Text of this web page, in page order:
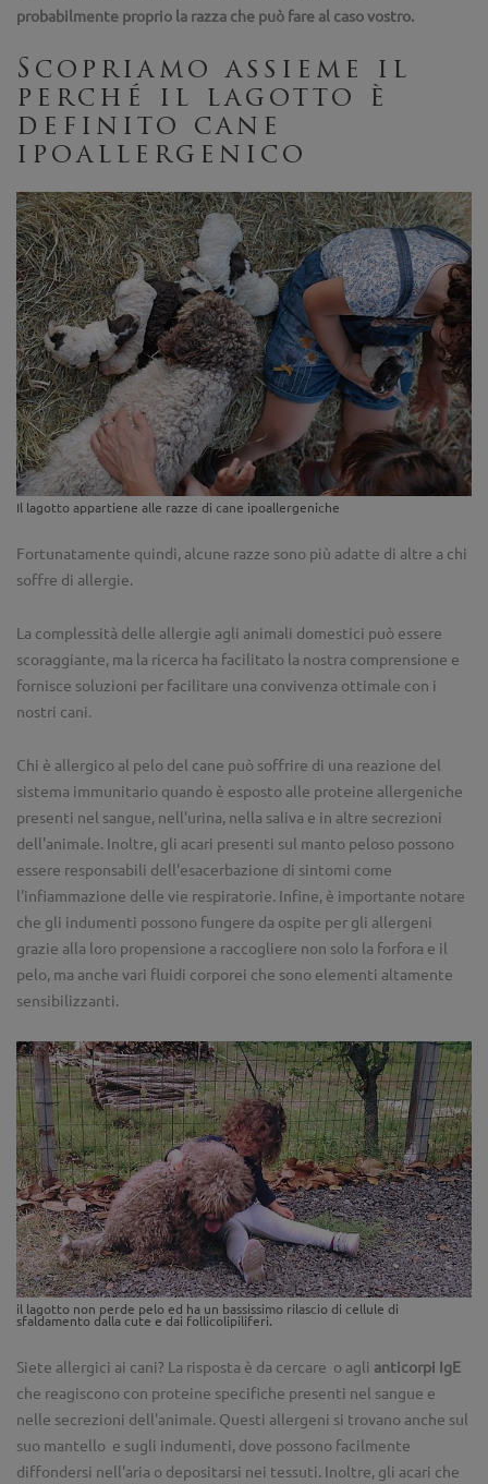
probabilmente proprio la razza che può fare al caso vostro.
Scopriamo assieme il
perché il lagotto è
definito cane
ipoallergenico
Il lagotto appartiene alle razze di cane ipoallergeniche
Fortunatamente quindi, alcune razze sono più adatte di altre a chi
soffre di allergie.
La complessità delle allergie agli animali domestici può essere
scoraggiante, ma la ricerca ha facilitato la nostra comprensione e
fornisce soluzioni per facilitare una convivenza ottimale con i
nostri cani.
Chi è allergico al pelo del cane può soffrire di una reazione del
sistema immunitario quando è esposto alle proteine allergeniche
presenti nel sangue, nell'urina, nella saliva e in altre secrezioni
dell'animale. Inoltre, gli acari presenti sul manto peloso possono
essere responsabili dell'esacerbazione di sintomi come
l'infiammazione delle vie respiratorie. Infine, è importante notare
che gli indumenti possono fungere da ospite per gli allergeni
grazie alla loro propensione a raccogliere non solo la forfora e il
pelo, ma anche vari fluidi corporei che sono elementi altamente
sensibilizzanti.
il lagotto non perde pelo ed ha un bassissimo rilascio di cellule di
sfaldamento dalla cute e dai follicolipiliferi.
Siete allergici ai cani? La risposta è da cercare o agli anticorpi IgE
che reagiscono con proteine specifiche presenti nel sangue e
nelle secrezioni dell'animale. Questi allergeni si trovano anche sul
suo mantello e sugli indumenti, dove possono facilmente
diffondersi nell'aria o depositarsi nei tessuti. Inoltre, gli acari che